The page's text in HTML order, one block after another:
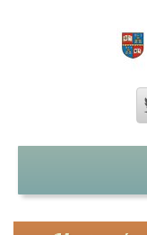
Hozzászólások